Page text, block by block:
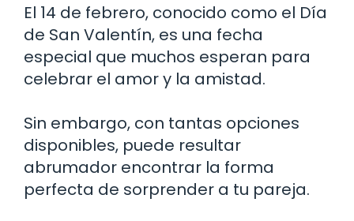
El 14 de febrero, conocido como el Día
de San Valentín, es una fecha
especial que muchos esperan para
celebrar el amor y la amistad.
Sin embargo, con tantas opciones
disponibles, puede resultar
abrumador encontrar la forma
perfecta de sorprender a tu pareja.